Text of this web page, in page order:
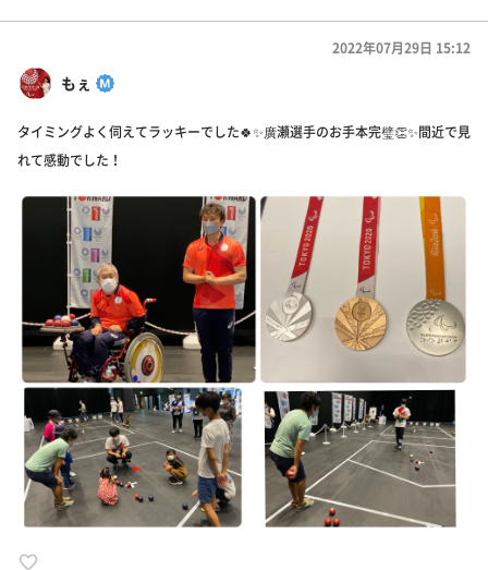
もぇ
2022年07月29日 15:12
タイミングよく伺えてラッキーでした🍀✨️廣瀬選手のお手本完璧👏✨️間近で見
れて感動でした！